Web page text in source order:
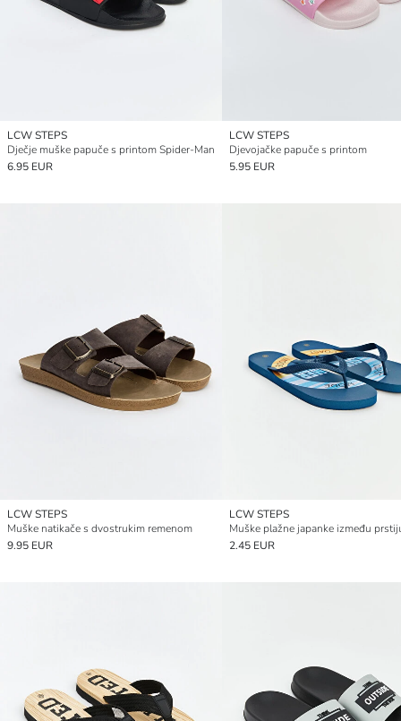
LCW STEPS
Dječje muške papuče s printom Spider-Man
6.95 EUR
LCW STEPS
Djevojačke papuče s printom
5.95 EUR
LCW STEPS
Muške natikače s dvostrukim remenom
9.95 EUR
LCW STEPS
Muške plažne japanke između
2.45 EUR